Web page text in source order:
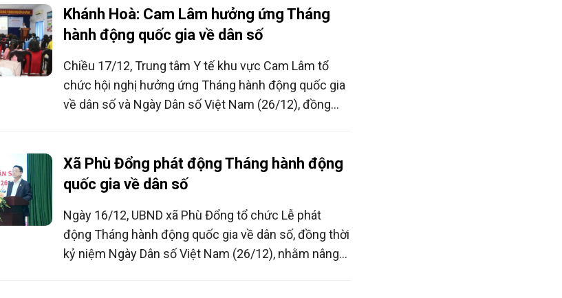
đoạn mới.
Khánh Hoà: Cam Lâm hưởng ứng Tháng
hành động quốc gia về dân số
Chiều 17/12, Trung tâm Y tế khu vực Cam Lâm tổ
chức hội nghị hưởng ứng Tháng hành động quốc gia
về dân số và Ngày Dân số Việt Nam (26/12), đồng
địa phương.
Xã Phù Đổng phát động Tháng hành động
quốc gia về dân số
Ngày 16/12, UBND xã Phù Đổng tổ chức Lễ phát
động Tháng hành động quốc gia về dân số, đồng thời
kỷ niệm Ngày Dân số Việt Nam (26/12), nhằm nâng